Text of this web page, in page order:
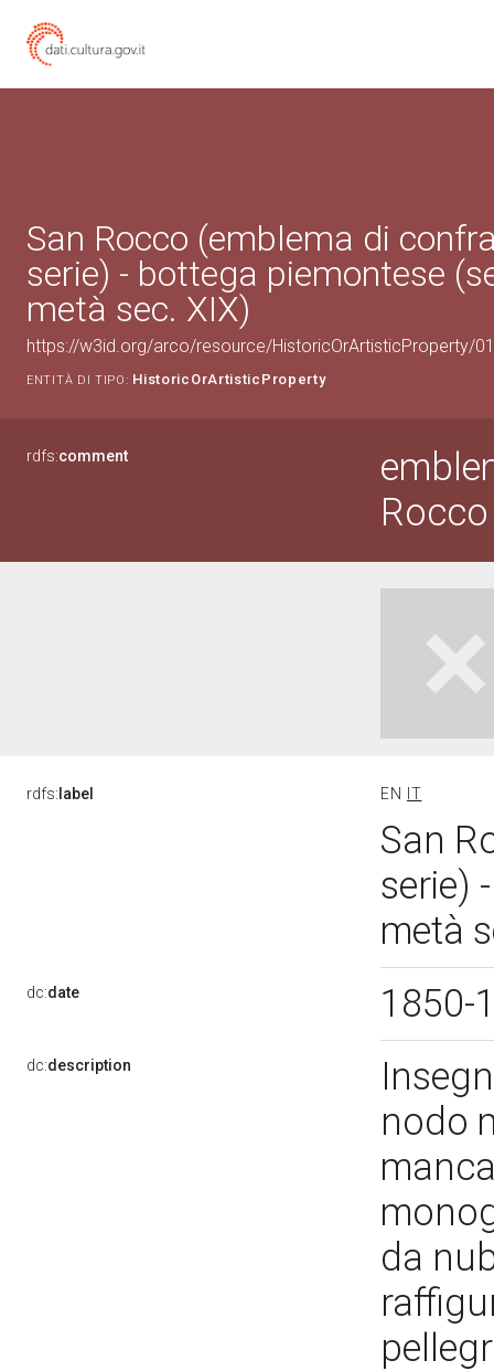
San Rocco (emblema di
serie) - bottega piemontese
metà sec. XIX)
https://w3id.org/arco/resource/HistoricOrArtisticProperty/
ENTITÀ DI TIPO: HistoricOrArtisticProperty
rdfs:comment
Rocco
rdfs: label EN IT
San
serie)
metà
dc:date 1850-
dc:description
nodo
da